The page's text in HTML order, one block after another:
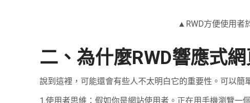
▲RWD方便使用者
二、為什麼RWD響應式
說到這裡，可能還會有些人不太明白它的重要性。可以簡
1.使用者思維：假如你是網站使用者。正在用手機瀏覽一